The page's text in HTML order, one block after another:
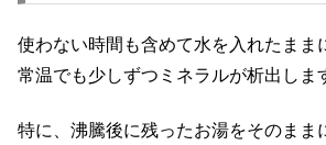
使わない時間も含めて水を入れたまま
常温でも少しずつミネラルが析出しま
特に、沸騰後に残ったお湯をそのまま